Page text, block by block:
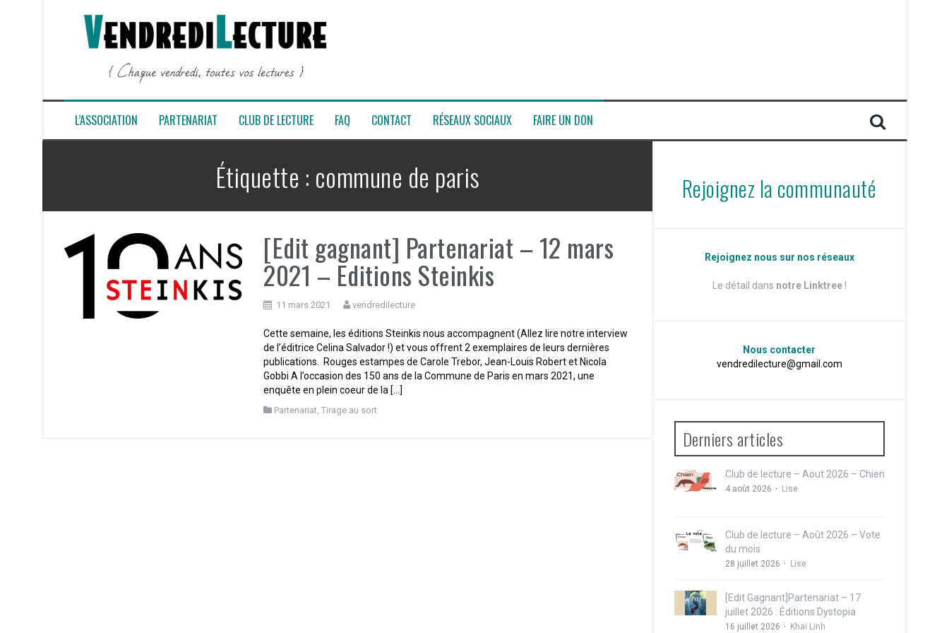
L’ASSOCIATION PARTENARIAT CLUB DE LECTURE FAQ CONTACT RÉSEAUX SOCIAUX FAIRE UN DON
Étiquette : commune de paris
[Edit gagnant] Partenariat – 12 mars
2021 – Editions Steinkis
11 mars 2021 vendredilecture
Cette semaine, les éditions Steinkis nous accompagnent (Allez lire notre interview
de l’éditrice Celina Salvador !) et vous offrent 2 exemplaires de leurs dernières
publications. Rouges estampes de Carole Trebor, Jean-Louis Robert et Nicola
Gobbi A l’occasion des 150 ans de la Commune de Paris en mars 2021, une
enquête en plein coeur de la […]
Partenariat,Tirage au sort
Rejoignez la communauté
Rejoignez nous sur nos réseaux
Le détail dans notre Linktree!
Nous contacter
vendredilecture@gmail.com
Derniers articles
Club de lecture – Aout 2026 – Chien
4 août 2026 Lise
Club de lecture – Août 2026 – Vote
du mois
28 juillet 2026 Lise
[Edit Gagnant]Partenariat – 17
juillet 2026 : Éditions Dystopia
16 juillet 2026 Khai Linh